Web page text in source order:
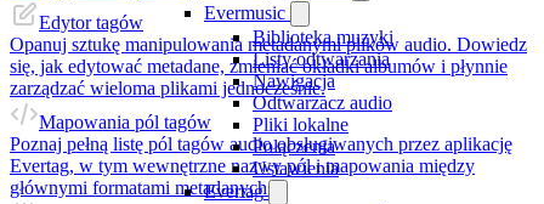
Evermusic
Biblioteka muzyki
Listy odtwarzania
Nawigacja
Odtwarzacz audio
Pliki lokalne
Połączenia
Ustawienia
Evertag
Edytor tagów
Opanuj sztukę manipulowania metadanymi plików audio. Dowiedz
się, jak edytować metadane, zmieniać okładki albumów i płynnie
zarządzać wieloma plikami jednocześnie.
Mapowania pól tagów
Poznaj pełną listę pól tagów audio obsługiwanych przez aplikację
Evertag, w tym wewnętrzne nazwy pól i mapowania między
głównymi formatami metadanych.